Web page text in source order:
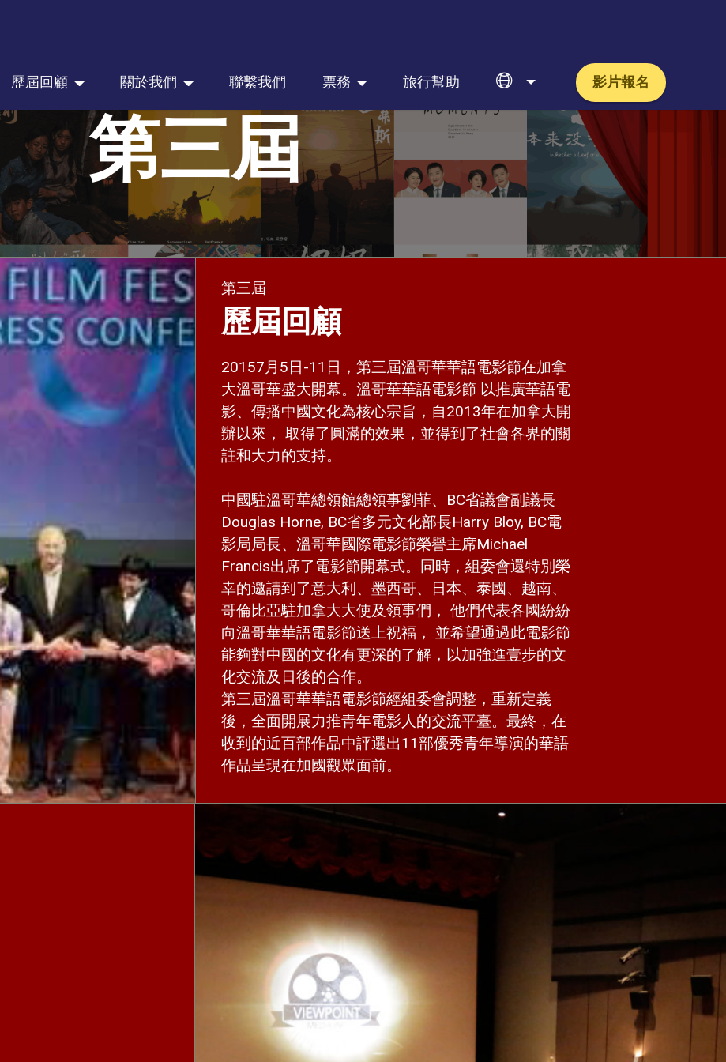
歷屆回顧 關於我們 聯繫我們 票務 旅行幫助 影片報名
第三屆
第三屆
歷屆回顧
20157月5日-11日，第三屆溫哥華華語電影節在加拿
大溫哥華盛大開幕。溫哥華華語電影節 以推廣華語電
影、傳播中國文化為核心宗旨，自2013年在加拿大開
辦以來， 取得了圓滿的效果，並得到了社會各界的關
註和大力的支持。
中國駐溫哥華總領館總領事劉菲、BC省議會副議長
Douglas Horne, BC省多元文化部長Harry Bloy, BC電
影局局長、溫哥華國際電影節榮譽主席Michael
Francis出席了電影節開幕式。同時，組委會還特別榮
幸的邀請到了意大利、墨西哥、日本、泰國、越南、
哥倫比亞駐加拿大大使及領事們， 他們代表各國紛紛
向溫哥華華語電影節送上祝福， 並希望通過此電影節
能夠對中國的文化有更深的了解，以加強進壹步的文
化交流及日後的合作。
第三屆溫哥華華語電影節經組委會調整，重新定義
後，全面開展力推青年電影人的交流平臺。最終，在
收到的近百部作品中評選出11部優秀青年導演的華語
作品呈現在加國觀眾面前。